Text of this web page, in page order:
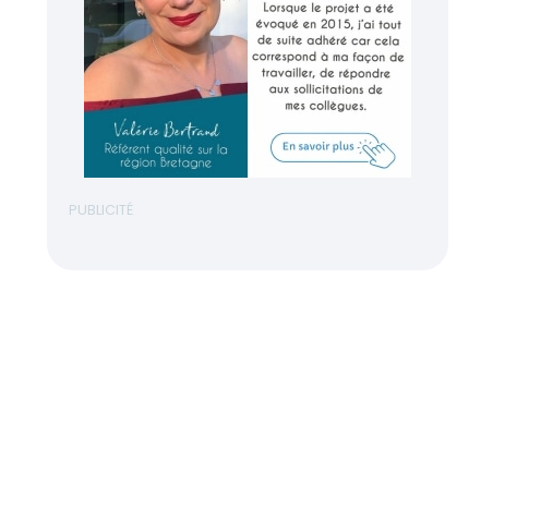
PUBLICITÉ